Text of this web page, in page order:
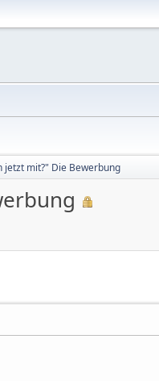
jetzt mit?" Die Bewerbung